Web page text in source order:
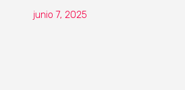
junio 7, 2025